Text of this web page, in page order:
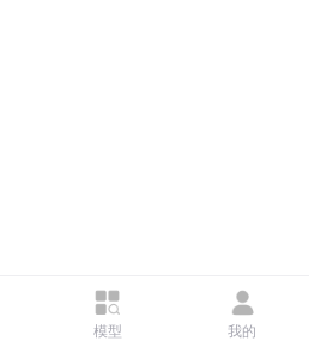
模型 我的